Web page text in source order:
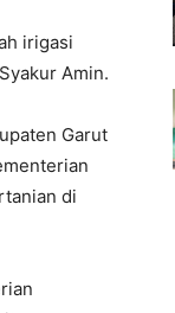
irigasi
Amin.
Garut
di